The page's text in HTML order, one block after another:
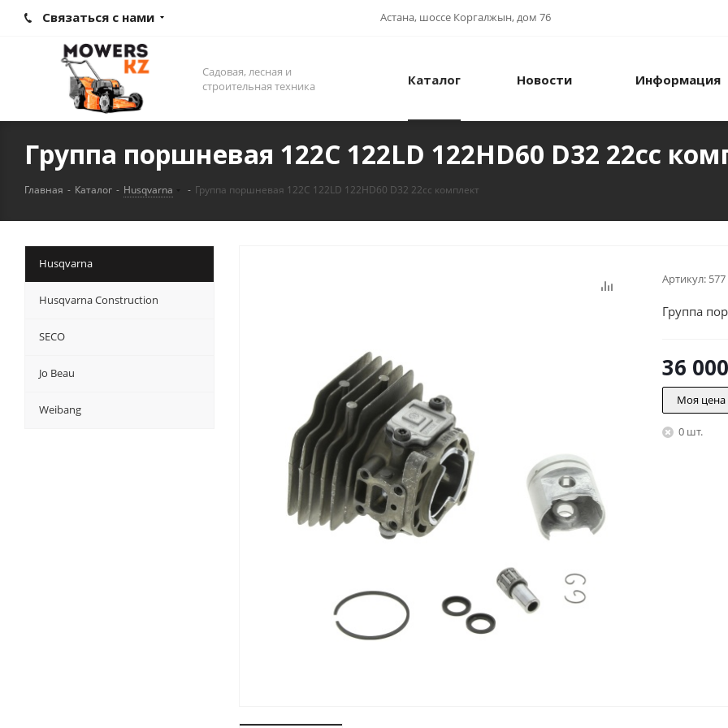
Связаться с нами Астана, шоссе Коргалжын, дом 76
Садовая, лесная и
строительная техника
Каталог Новости Информация
Группа поршневая 122C 122LD 122HD60 D32 22cc
Главная - Каталог - Husqvarna - Группа поршневая 122C 122LD 122HD60 D32 22cc комплект
Артикул:
Группа
36 000
Моя цена
0 шт.
Husqvarna
Husqvarna Construction
SECO
Jo Beau
Weibang